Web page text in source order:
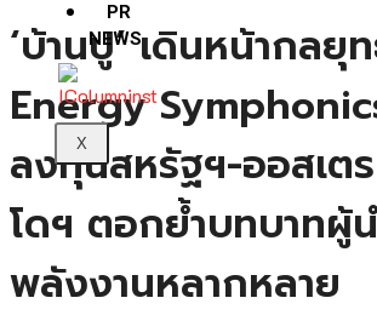
PR
NEWS
X
‘บ้านปู’ เดินหน้ากลยุ
Energy
ลงทุนสหรัฐฯ-ออสเต
โดฯ ตอกย้ำบทบาทผู้
พลังงานหลากหลาย